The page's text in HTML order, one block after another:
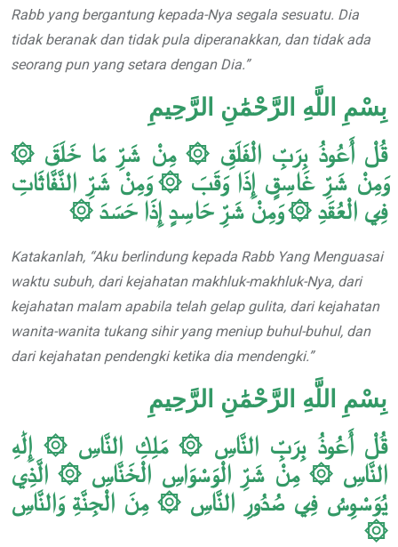
Rabb yang bergantung kepada-Nya segala sesuatu. Dia
tidak beranak dan tidak pula diperanakkan, dan tidak ada
seorangpun yang setara dengan Dia.”
بِسْمِ اللَّهِ الرَّحْمَٰنِ الرَّحِيمِ
قُلْ أَعُوذُ بِرَبِّ الْفَلَقِ ۞ مِنْ شَرِّ مَا خَلَقَ ۞
وَمِنْ شَرِّ غَاسِقٍ إِذَا وَقَبَ ۞ وَمِنْ شَرِّ النَّفَّاثَاتِ
فِي الْعُقَدِ ۞ وَمِنْ شَرِّ حَاسِدٍ إِذَا حَسَدَ ۞
Katakanlah, “Aku berlindung kepada Rabb Yang Menguasai
waktu subuh, dari kejahatan makhluk-makhluk-Nya, dari
kejahatan malam apabila telah gelap gulita, dari kejahatan
wanita-wanita tukang sihir yang meniup buhul-buhul, dan
dari kejahatan pendengki ketika dia mendengki.”
بِسْمِ اللَّهِ الرَّحْمَٰنِ الرَّحِيمِ
قُلْ أَعُوذُ بِرَبِّ النَّاسِ ۞ مَلِكِ النَّاسِ ۞ إِلَٰهِ
النَّاسِ ۞ مِنْ شَرِّ الْوَسْوَاسِ الْخَنَّاسِ ۞ الَّذِي
يُوَسْوِسُ فِي صُدُورِ النَّاسِ ۞ مِنَ الْجِنَّةِ وَالنَّاسِ
۞